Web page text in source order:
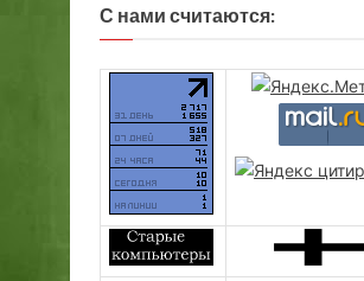
С нами считаются: